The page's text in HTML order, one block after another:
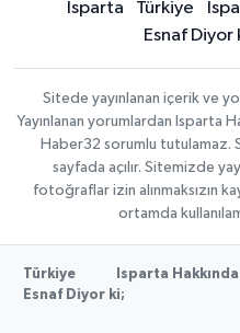
Isparta Türkiye
Esnaf Diyor
Sitede yayınlanan içerik ve
Yayınlanan yorumlardan Isparta
Haber32 sorumlu tutulamaz.
sayfada açılır. Sitemizde
fotoğraflar izin alınmaksızın
ortamda
Türkiye
Isparta Hakkında
Esnaf Diyor ki;